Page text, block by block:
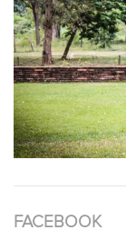
FACEBOOK